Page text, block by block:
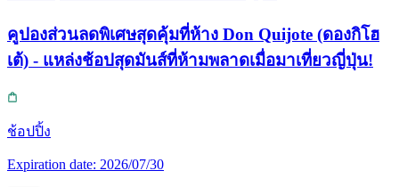
คูปองส่วนลดพิเศษสุดคุ้มที่ห้าง Don Quijote (ดองกิโฮ
เต้) - แหล่งช้อปสุดมันส์ที่ห้ามพลาดเมื่อมาเที่ยวญี่ปุ่น!
ช้อปปิ้ง
Expiration date: 2026/07/30